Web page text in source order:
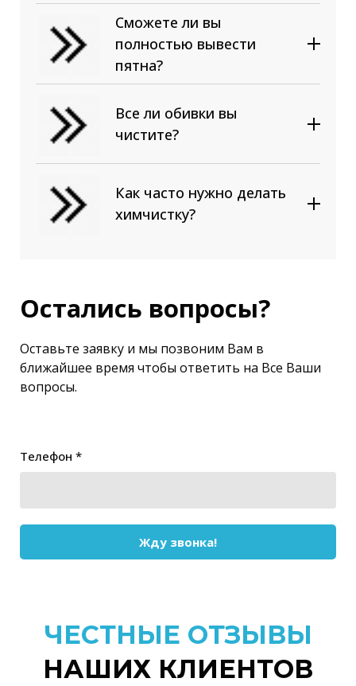
Сможете ли вы
полностью вывести
пятна?
Все ли обивки вы
чистите?
Как часто нужно делать
химчистку?
Остались вопросы?
Оставьте заявку и мы позвоним Вам в
ближайшее время чтобы ответить на Все Ваши
вопросы.
Телефон *
Жду звонка!
ЧЕСТНЫЕ ОТЗЫВЫ
НАШИХ КЛИЕНТОВ